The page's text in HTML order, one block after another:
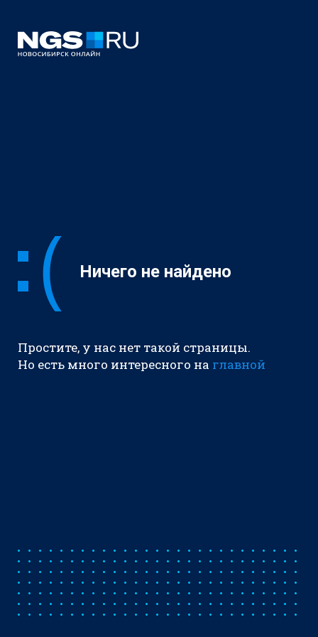
Ничего не найдено
Простите, у нас нет такой страницы.
Но есть много интересного на главной